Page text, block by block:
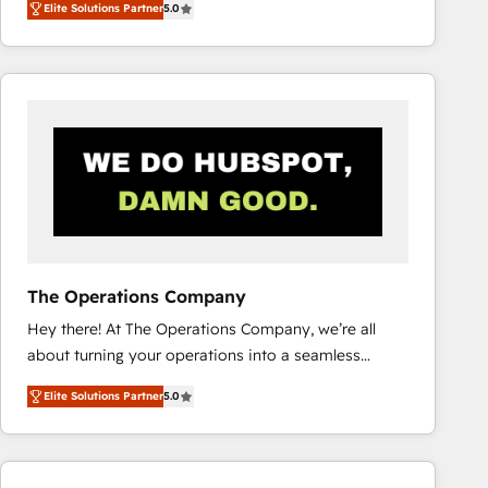
system environments and global SaaS or
manufacturing teams. Trusted by leading enterprises
and fast growing scale ups including Sony, Rapyd,
Design Automation and Uptive. 📊 RevOps & data
architecture 🔗 CRM migrations & End to end
integrations 🤖 AI workflows & enrichment 📘 Team
enablement & company-wide adoption We create
Elite Solutions Partner5.0
The Operations Company
Hey there! At The Operations Company, we’re all
about turning your operations into a seamless
experience that powers real results. We specialize in
transforming complex systems into efficient,
scalable solutions that work across your entire
organization. We’re a unique blend of deep HubSpot
Elite Solutions Partner5.0